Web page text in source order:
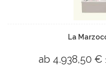
La
ab 4.938,50 €